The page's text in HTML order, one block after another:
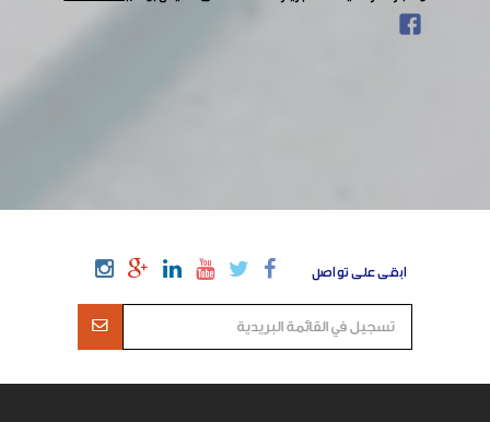
ابقى على تواصل